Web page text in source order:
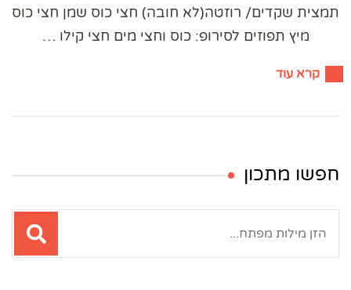
תמצית שקדים/ רוזטה(לא חובה) חצי כוס שמן חצי כוס
מיץ תפוזים לסירופ: כוס וחצי מים חצי קילו …
קרא עוד
חפשו מתכון